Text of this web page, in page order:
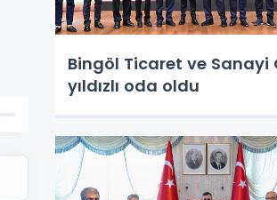
Bingöl Ticaret ve Sanayi
yıldızlı oda oldu